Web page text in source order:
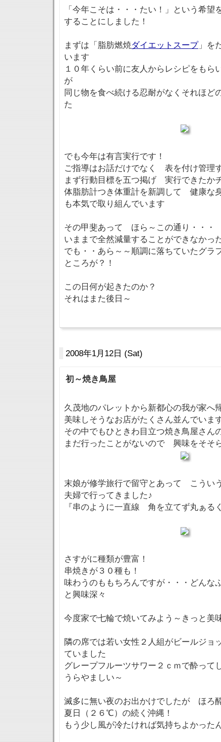
「今年こそは・・・たい！」という希
することにしました！
まずは「脂肪燃焼ダイエットスープ」を
います
１０年くらい前に友人からレシピをもら
が
同じ物を食べ続ける忍耐がなくそれほど
た
でも今年は有言実行です！
ご指導はお話だけでなく 表を付け管理
まず行動目標を五つ掲げ 実行できたか
体脂肪計つき体重計を新調して 健康な
も本気で取り組んでいます
その甲斐あって ほら～この通り・・・
いままで全然減量することができなかっ
でも・・あら～～順調に落ちていたグラ
ところが？！
この日何が起きたのか？
それはまた後日～
2008年1月12日 (Sat)
初～焼き鳥屋
久茂地のパレットから新都心の我が家へ
美味しそうなお店がたくさん並んでいま
その中でもひときわ目立つ焼き鳥屋さ
まだ行ったことがないので 興味をそそ
末娘が修学旅行で留守とあって こうい
夫婦で行ってきました♪
『串のように一直線 角を立てず丸ぁ
さすがに種類が豊富！
串焼きが３０種も！
味わうのももちろんですが・・・どんな
と興味深々
今度家で七輪で焼いてみよう～きっと美
隣の席では若い女性２人組がビールジョ
ていました
グレープフルーツサワー２ｃｍで酔って
うらやましい～
滅多に無い夜のお出かけでしたが ほろ
夏日（２６℃）の続く沖縄！
もう少し風が冷たければ気持ちよかった